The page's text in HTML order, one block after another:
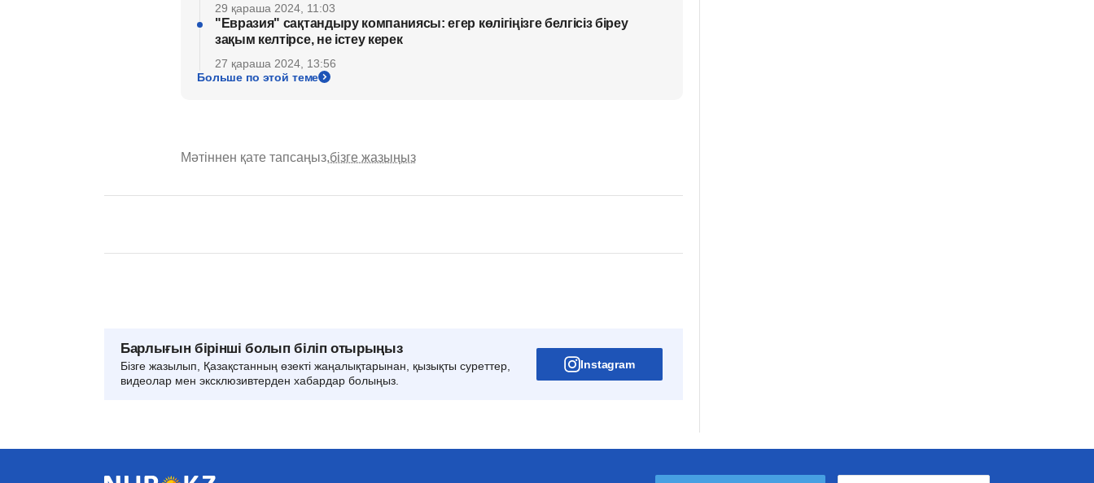
29 қараша 2024, 11:03
"Евразия" сақтандыру компаниясы: егер көлігіңізге белгісіз біреу
зақым келтірсе, не істеу керек
27 қараша 2024, 13:56
Больше по этой теме
Мәтіннен қате тапсаңыз,бізге жазыңыз
Барлығын бірінші болып біліп отырыңыз
Бізге жазылып, Қазақстанның өзекті жаңалықтарынан, қызықты суреттер,
видеолар мен эксклюзивтерден хабардар болыңыз.
Instagram